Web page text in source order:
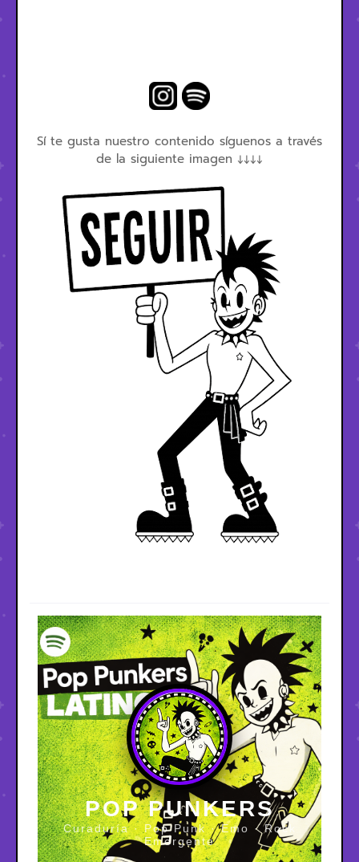
Sí te gusta nuestro contenido síguenos a través
de la siguiente imagen ↓↓↓↓
POP PUNKERS
Curaduría · Pop Punk · Emo · Rock
Emergente